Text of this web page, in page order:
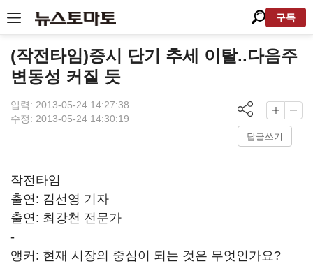
구독
(작전타임)증시 단기 추세 이탈..다음주
변동성 커질 듯
입력: 2013-05-24 14:27:38
수정: 2013-05-24 14:30:19
답글쓰기
작전타임
출연: 김선영 기자
출연: 최강천 전문가
-
앵커: 현재 시장의 중심이 되는 것은 무엇인가요?